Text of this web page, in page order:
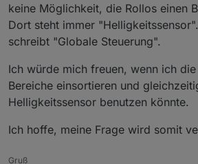
keine Möglichkeit, die Rollos einen
Dort steht immer
schreibt "Globale Steuerung".
Ich würde mich freuen, wenn ich
Bereiche einsortieren und
Helligkeitssensor benutzen könnte.
Ich hoffe, meine Frage wird somit
Gruß